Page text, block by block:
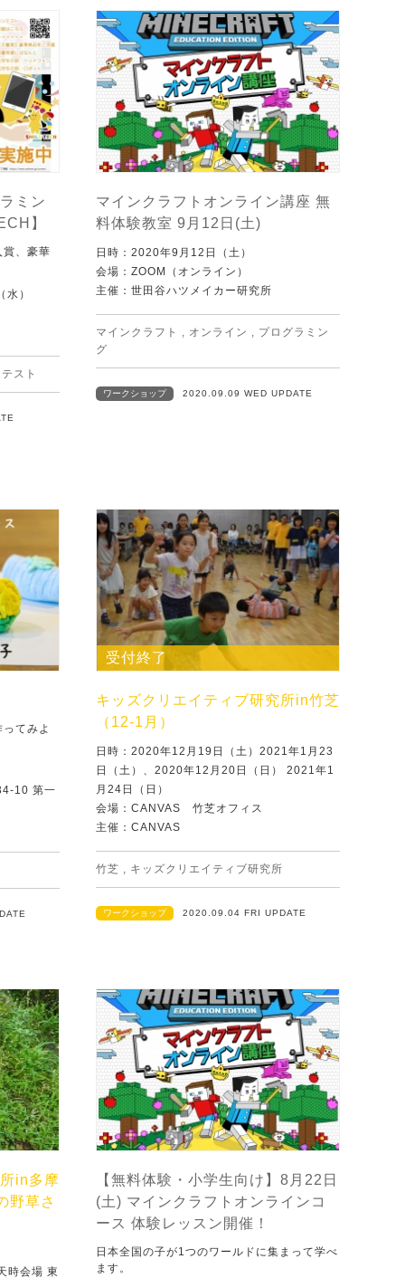
ミン
】
賞、豪華
）
スト
マインクラフトオンライン講座 無
料体験教室 9月12日(土)
日時：2020年9月12日（土）
会場：ZOOM（オンライン）
主催：世田谷ハツメイカー研究所
マインクラフト , オンライン , プログラミン
グ
ワークショップ 2020.09.09 WED UPDATE
てみよ
10 第一
受付終了
キッズクリエイティブ研究所in竹芝
（12-1月）
日時：2020年12月19日（土）2021年1月23
日（土）、2020年12月20日（日） 2021年1
月24日（日）
会場：CANVAS 竹芝オフィス
主催：CANVAS
竹芝 , キッズクリエイティブ研究所
ワークショップ 2020.09.04 FRI UPDATE
in多摩
野草さ
時会場 東
【無料体験・小学生向け】8月22日
(土) マインクラフトオンラインコ
ース 体験レッスン開催！
日本全国の子が1つのワールドに集まって学べ
ます。